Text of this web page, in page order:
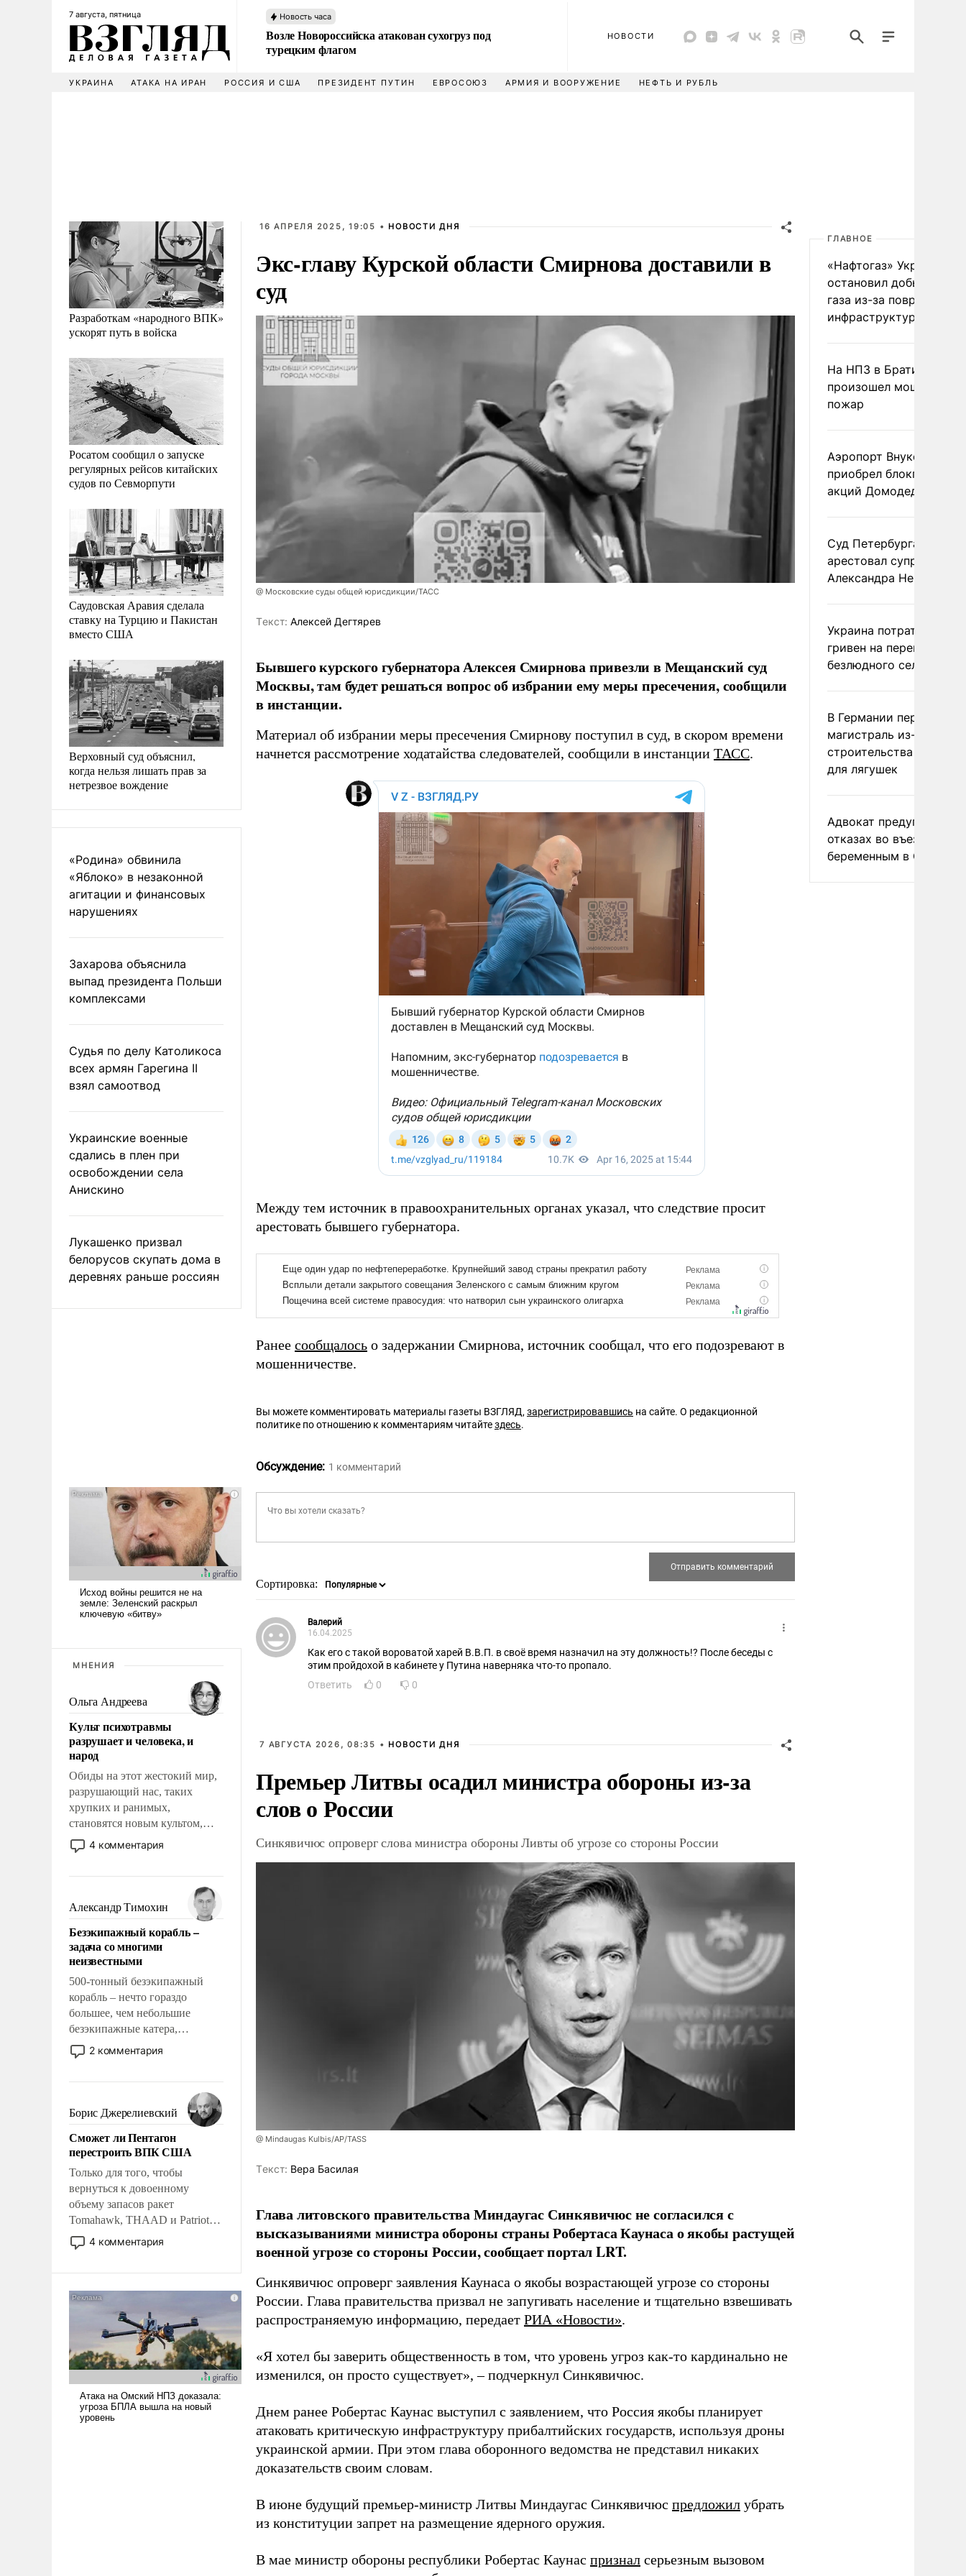
7 августа, пятница Новость часа
Возле Новороссийска атакован сухогруз под
турецким флагом
НОВОСТИ
УКРАИНА АТАКА НА ИРАН РОССИЯ И США ПРЕЗИДЕНТ ПУТИН ЕВРОСОЮЗ АРМИЯ И ВООРУЖЕНИЕ НЕФТЬ И РУБЛЬ
Разработкам «народного ВПК»
ускорят путь в войска
Росатом сообщил о запуске
регулярных рейсов китайских
судов по Севморпути
Саудовская Аравия сделала
ставку на Турцию и Пакистан
вместо США
Верховный суд объяснил,
когда нельзя лишать прав за
нетрезвое вождение
«Родина» обвинила
«Яблоко» в незаконной
агитации и финансовых
нарушениях
Захарова объяснила
выпад президента Польши
комплексами
Судья по делу Католикоса
всех армян Гарегина II
взял самоотвод
Украинские военные
сдались в плен при
освобождении села
Анискино
Лукашенко призвал
белорусов скупать дома в
деревнях раньше россиян
МНЕНИЯ
Ольга Андреева
Культ психотравмы
разрушает и человека, и
народ
Обиды на этот жестокий мир,
разрушающий нас, таких
хрупких и ранимых,
становятся новым культом,
постепенно вытесняя и
отменяя традиционное
мужественным и твердым под
ударами судьбы, брать на себя
ответственность, помогать
слабым, идти вперед и
адаптироваться.
4 комментария
Александр Тимохин
Безэкипажный корабль –
задача со многими
неизвестными
500-тонный безэкипажный
корабль – нечто гораздо
большее, чем небольшие
безэкипажные катера,
применение которых уже
стало обыденностью. Задача по
сложна и амбициозна. Однако
и ее реализация радикально
поднимет наши боевые
возможности.
2 комментария
Борис Джерелиевский
Сможет ли Пентагон
перестроить ВПК США
Только для того, чтобы
вернуться к довоенному
объему запасов ракет
Tomahawk, THAAD и Patriot
США потребуется более трех
лет. Даже небольшая война с
Сложившаяся ситуация
означает многолетний период
уязвимости США, например,
перед Китаем.
4 комментария
16 АПРЕЛЯ 2025, 19:05 • НОВОСТИ ДНЯ
Экс-главу Курской области Смирнова доставили в
суд
@ Московские суды общей юрисдикции/ТАСС
Tекст: Алексей Дегтярев
Бывшего курского губернатора Алексея Смирнова привезли в Мещанский суд
Москвы, там будет решаться вопрос об избрании ему меры пресечения, сообщили
в инстанции.
Материал об избрании меры пресечения Смирнову поступил в суд, в скором времени
начнется рассмотрение ходатайства следователей, сообщили в инстанции ТАСС.
Между тем источник в правоохранительных органах указал, что следствие просит
арестовать бывшего губернатора.
Ранее сообщалось о задержании Смирнова, источник сообщал, что его подозревают в
мошенничестве.
Вы можете комментировать материалы газеты ВЗГЛЯД,зарегистрировавшись на сайте. О редакционной
политике по отношению к комментариям читайтездесь.
Обсуждение: 1 комментарий
Сортировка:
Валерий
16.04.2025
Как его с такой вороватой харей В.В.П. в своё время назначил на эту должность!? После беседы с
этим пройдохой в кабинете у Путина наверняка что-то пропало.
Ответить
0 0
7 АВГУСТА 2026, 08:35 • НОВОСТИ ДНЯ
Премьер Литвы осадил министра обороны из-за
слов о России
Синкявичюс опроверг слова министра обороны Ливты об угрозе со стороны России
@ Mindaugas Kulbis/AP/TASS
Tекст: Вера Басилая
Глава литовского правительства Миндаугас Синкявичюс не согласился с
высказываниями министра обороны страны Робертаса Каунаса о якобы растущей
военной угрозе со стороны России, сообщает портал LRT.
Синкявичюс опроверг заявления Каунаса о якобы возрастающей угрозе со стороны
России. Глава правительства призвал не запугивать население и тщательно взвешивать
распространяемую информацию, передает РИА «Новости».
«Я хотел бы заверить общественность в том, что уровень угроз как-то кардинально не
изменился, он просто существует», – подчеркнул Синкявичюс.
Днем ранее Робертас Каунас выступил с заявлением, что Россия якобы планирует
атаковать критическую инфраструктуру прибалтийских государств, используя дроны
украинской армии. При этом глава оборонного ведомства не представил никаких
доказательств своим словам.
В июне будущий премьер-министр Литвы Миндаугас Синкявичюс предложил убрать
из конституции запрет на размещение ядерного оружия.
В мае министр обороны республики Робертас Каунас признал серьезным вызовом
ГЛАВНОЕ
«Нафтогаз» Украины
остановил добычу
газа из-за повреждения
инфраструктуры
На НПЗ в Братиславе
произошел мощный
пожар
Аэропорт Внуково
приобрел блокпакет
акций Домодедово
Суд Петербурга заочно
арестовал супругу
Александра Невзорова
Украина потратила 1
гривен на
безлюдного села
В Германии перекрыли
магистраль из-за
строительства
для лягушек
Адвокат предупредил
отказах во въезде
беременным в США